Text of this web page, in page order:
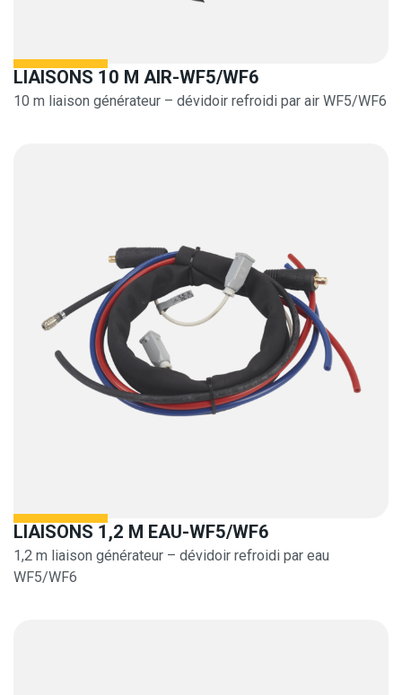
LIAISONS 10 M AIR-WF5/WF6
10 m liaison générateur – dévidoir refroidi par air WF5/WF6
LIAISONS 1,2 M EAU-WF5/WF6
1,2 m liaison générateur – dévidoir refroidi par eau
WF5/WF6